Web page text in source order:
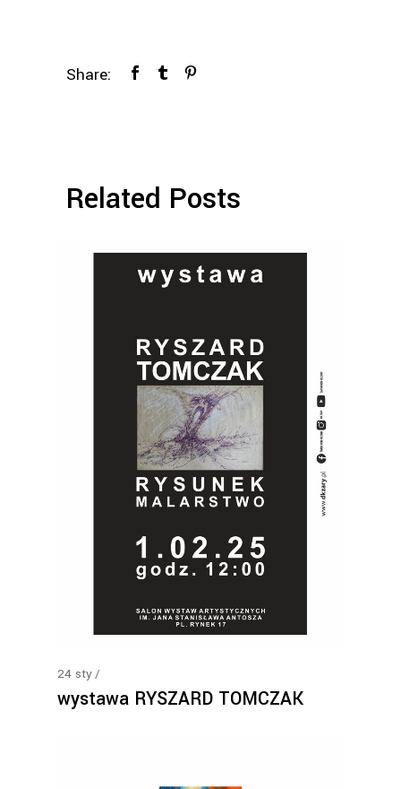
Share:
Related Posts
24 sty
wystawa RYSZARD TOMCZAK